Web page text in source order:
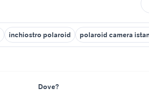
inchiostro polaroid polaroid camera
Dove?